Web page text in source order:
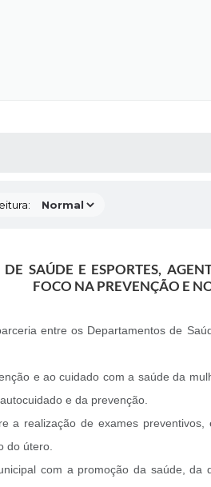
SAÚDE E ESPORTES,
FOCO NA PREVENÇÃO E
entre os Departamentos de
e ao cuidado com a saúde da
e da prevenção.
a realização de exames
do útero.
com a promoção da saúde,